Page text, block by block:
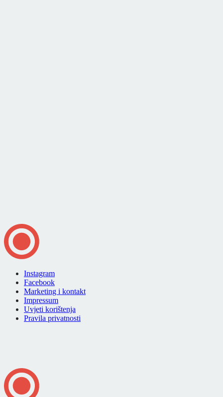
Instagram
Facebook
Marketing i kontakt
Impressum
Uvjeti korištenja
Pravila privatnosti